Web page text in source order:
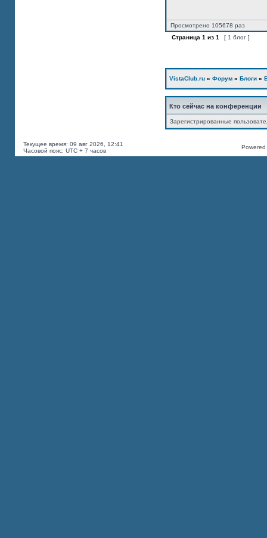
Просмотрено 105678 раз
Страница 1 из 1 [ 1 блог ]
VistaClub.ru » Форум » Блоги »
Кто сейчас на конференции
Зарегистрированные
Текущее время: 09 авг 2026, 12:41
Часовой пояс: UTC + 7 часов